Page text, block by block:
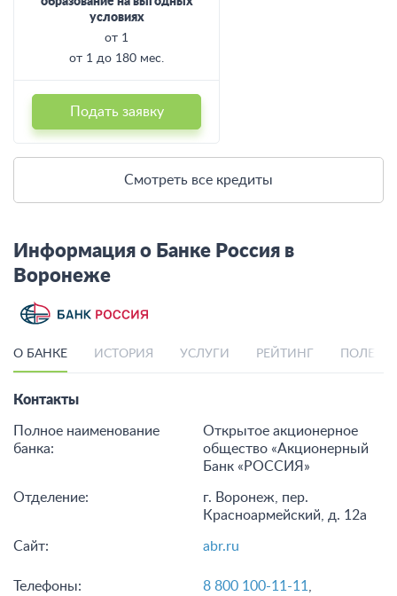
условиях
от 1
от 1 до 180 мес.
Подать заявку
Смотреть все кредиты
Информация о Банке Россия в
Воронеже
О БАНКЕ ИСТОРИЯ УСЛУГИ РЕЙТИНГ
Контакты
Полное наименование
банка:
Открытое акционерное
общество «Акционерный
Банк «РОССИЯ»
Отделение:
г. Воронеж, пер.
Красноармейский, д. 12а
Сайт: abr.ru
Телефоны: 8 800 100-11-11